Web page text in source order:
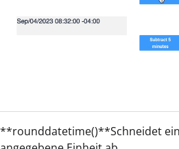
**rounddatetime()**Schneidet